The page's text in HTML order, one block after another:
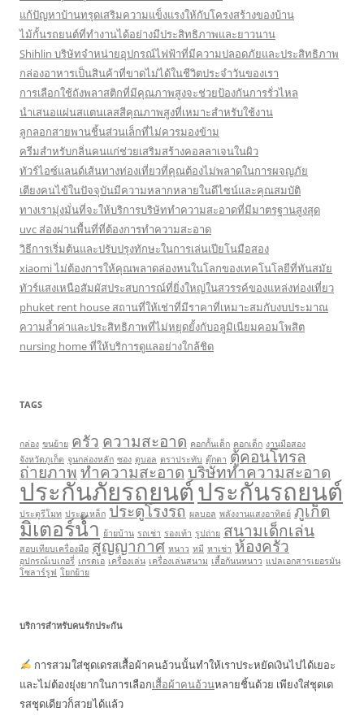
แก้ปัญหาบ้านทรุดเสริมความแข็งแรงให้กับโครงสร้างของบ้าน
ไม้กั้นรถยนต์ที่ทำงานได้อย่างมีประสิทธิภาพและยาวนาน
Shihlin บริษัทจำหน่ายอุปกรณ์ไฟฟ้าที่มีความปลอดภัยและประสิทธิภาพ
กล่องอาหารเป็นสินค้าที่ขาดไม่ได้ในชีวิตประจำวันของเรา
การเลือกใช้ถังพลาสติกที่มีคุณภาพสูงจะช่วยป้องกันการรั่วไหล
นำเสนอแผ่นสแตนเลสสีคุณภาพสูงที่เหมาะสำหรับใช้งาน
ลูกลอกสายพานชิ้นส่วนเล็กที่ไม่ควรมองข้าม
ครีมสำหรับกลิ่นคนแก่ช่วยเสริมสร้างคอลลาเจนในผิว
ทัวร์ไอซ์แลนด์เส้นทางท่องเที่ยวที่คุณต้องไม่พลาดในการผจญภัย
เตียงคนไข้ในปัจจุบันมีความหลากหลายในดีไซน์และคุณสมบัติ
ทางเรามุ่งมั่นที่จะให้บริการบริษัททำความสะอาดที่มีมาตรฐานสูงสุด
uvc ส่องผ่านพื้นที่ที่ต้องการทำความสะอาด
วิธีการเริ่มต้นและปรับปรุงทักษะในการเล่นเปียโนมือสอง
xiaomi ไม่ต้องการให้คุณพลาดล่องหนในโลกของเทคโนโลยีที่ทันสมัย
ทัวร์แสงเหนือสัมผัสประสบการณ์ที่ยิ่งใหญ่ในสวรรค์ของแหล่งท่องเที่ยว
phuket rent house สถานที่ให้เช่าที่มีราคาที่เหมาะสมกับงบประมาณ
ความล้ำค่าและประสิทธิภาพที่ไม่หยุดยั้งกับอลูมิเนียมคอมโพสิต
nursing home ที่ให้บริการดูแลอย่างใกล้ชิด
TAGS
กล่อง ขนย้าย ครัว ความสะอาด คอกกั้นเด็ก คอกเด็ก งานมือสอง
จังหวัดภูเก็ต จูนกล่องหลัก ซอง ดูบอล ตราประทับ ตุ๊กตา ตู้คอนโทรล
ถ่ายภาพทำความสะอาดบริษัททำความสะอาด
ประกันภัยรถยนต์ประกันรถยนต์
ประตูรีโมท ประตูเหล็ก ประตูโรงรถ ผลบอล พลังงานแสงอาทิตย์ ภูเก็ต
มิเตอร์น้ำ ย้ายบ้าน รถเช่า รองเท้า รูปถ่าย สนามเด็กเล่น
สอบเทียบเครื่องมือ สูญญากาศ หนาว หมี หาเช่า ห้องครัว
อุปกรณ์เบเกอรี่ เกรดเอ เครื่องเล่น เครื่องเล่นสนาม เสื้อกันนหนาว แปลเอกสารเยอรมัน
โซลาร์รูฟ โยกย้าย
บริการสำหรับคนรักประกัน
การสวมใส่ชุดเดรสเสื้อผ้าคนอ้วนนั้นทำให้เราประหยัดเงินไปได้เยอะ
และไม่ต้องยุ่งยากในการเลือกเสื้อผ้าคนอ้วนหลายชิ้นด้วย เพียงใส่ชุดเด
รสชุดเดียวก็สวยได้แล้ว